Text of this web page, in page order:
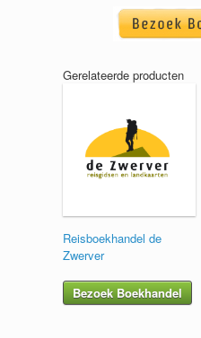
Gerelateerde producten
Reisboekhandel de
Zwerver
Bezoek Boekhandel